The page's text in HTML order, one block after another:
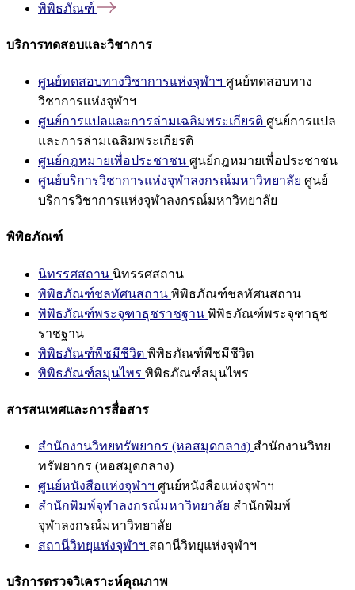
พิพิธภัณฑ์
บริการทดสอบและวิชาการ
ศูนย์ทดสอบทางวิชาการแห่งจุฬาฯ ศูนย์ทดสอบทาง
วิชาการแห่งจุฬาฯ
ศูนย์การแปลและการล่ามเฉลิมพระเกียรติ ศูนย์การแปล
และการล่ามเฉลิมพระเกียรติ
ศูนย์กฎหมายเพื่อประชาชน ศูนย์กฎหมายเพื่อประชาชน
ศูนย์บริการวิชาการแห่งจุฬาลงกรณ์มหาวิทยาลัย ศูนย์
บริการวิชาการแห่งจุฬาลงกรณ์มหาวิทยาลัย
พิพิธภัณฑ์
นิทรรศสถาน นิทรรศสถาน
พิพิธภัณฑ์ชลทัศนสถาน พิพิธภัณฑ์ชลทัศนสถาน
พิพิธภัณฑ์พระจุฑาธุชราชฐาน พิพิธภัณฑ์พระจุฑาธุช
ราชฐาน
พิพิธภัณฑ์พืชมีชีวิต พิพิธภัณฑ์พืชมีชีวิต
พิพิธภัณฑ์สมุนไพร พิพิธภัณฑ์สมุนไพร
สารสนเทศและการสื่อสาร
สำนักงานวิทยทรัพยากร (หอสมุดกลาง) สำนักงานวิทย
ทรัพยากร (หอสมุดกลาง)
ศูนย์หนังสือแห่งจุฬาฯ ศูนย์หนังสือแห่งจุฬาฯ
สำนักพิมพ์จุฬาลงกรณ์มหาวิทยาลัย สำนักพิมพ์
จุฬาลงกรณ์มหาวิทยาลัย
สถานีวิทยุแห่งจุฬาฯ สถานีวิทยุแห่งจุฬาฯ
บริการตรวจวิเคราะห์คุณภาพ